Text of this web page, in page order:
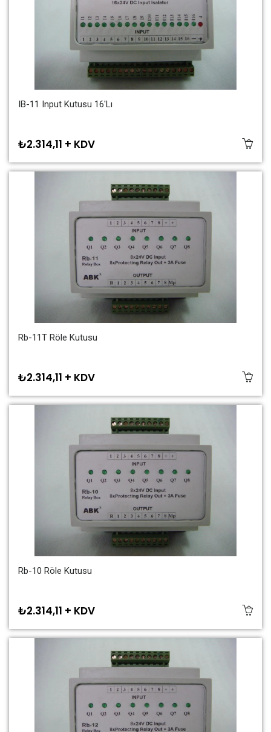
IB-11 Input Kutusu 16'lı
₺2.314,11 + KDV
Rb-11T Röle Kutusu
₺2.314,11 + KDV
Rb-10 Röle Kutusu
₺2.314,11 + KDV